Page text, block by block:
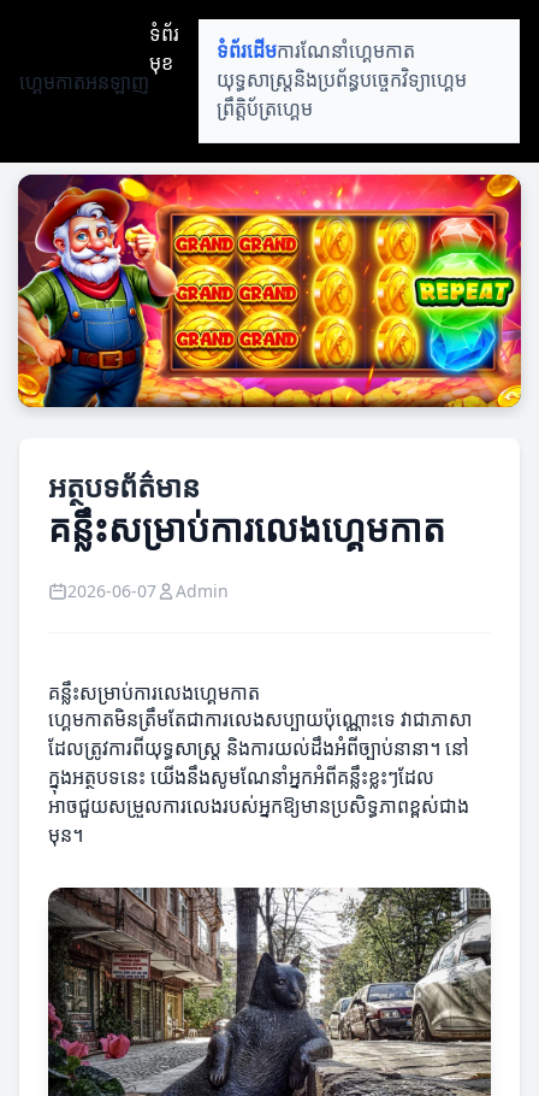
ហ្គេមកាតអនឡាញ
ទំព័រ
មុខ
ទំព័រដើមការណែនាំហ្គេមកាត
យុទ្ធសាស្ត្រនិងប្រព័ន្ធបច្ចេកវិទ្យាហ្គេម
ព្រឹត្តិប័ត្រហ្គេម
អត្ថបទព័ត៌មាន
គន្លឹះសម្រាប់ការលេងហ្គេមកាត
2026-06-07 Admin
គន្លឹះសម្រាប់ការលេងហ្គេមកាត
ហ្គេមកាតមិនត្រឹមតែជាការលេងសប្បាយប៉ុណ្ណោះទេ វាជាភាសា
ដែលត្រូវការពីយុទ្ធសាស្ត្រ និងការយល់ដឹងអំពីច្បាប់នានា។ នៅ
ក្នុងអត្ថបទនេះ យើងនឹងសូមណែនាំអ្នកអំពីគន្លឹះខ្លះៗដែល
អាចជួយសម្រួលការលេងរបស់អ្នកឱ្យមានប្រសិទ្ធភាពខ្ពស់ជាង
មុន។